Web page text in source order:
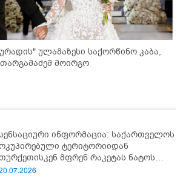
მოირგო
სენსაციური ინფორმაცია: საქართველოს
ტერიტორიიდან
მფრენ რაკეტას ნატოს
კინაღამ ჩაუშლია